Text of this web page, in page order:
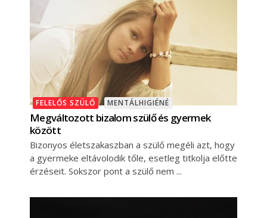
FELELŐS SZÜLŐ MENTÁLHIGIÉNÉ
Megváltozott bizalom szülő és gyermek
között
Bizonyos életszakaszban a szülő megéli azt, hogy
a gyermeke eltávolodik tőle, esetleg titkolja előtte
érzéseit. Sokszor pont a szülő nem